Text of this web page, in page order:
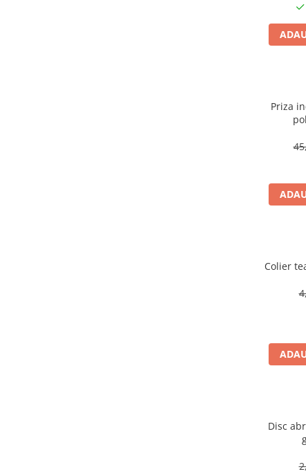
Priza
Colier
Disc